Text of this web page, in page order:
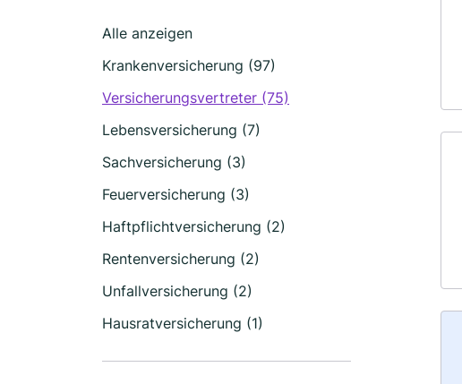
Alle anzeigen
Krankenversicherung (97)
Versicherungsvertreter (75)
Lebensversicherung (7)
Sachversicherung (3)
Feuerversicherung (3)
Haftpflichtversicherung (2)
Rentenversicherung (2)
Unfallversicherung (2)
Hausratversicherung (1)